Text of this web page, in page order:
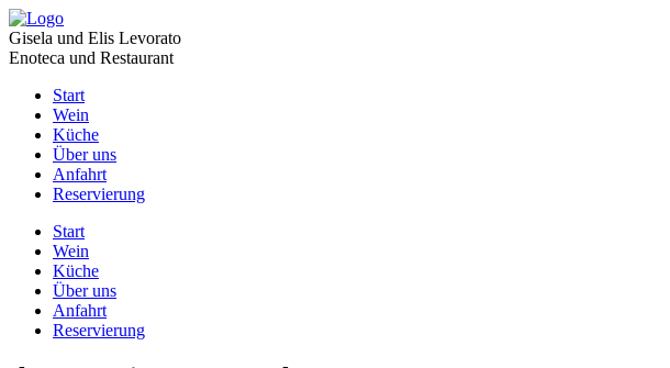
Gisela und Elis Levorato
Enoteca und Restaurant
Start
Wein
Küche
Über uns
Anfahrt
Reservierung
Start
Wein
Küche
Über uns
Anfahrt
Reservierung